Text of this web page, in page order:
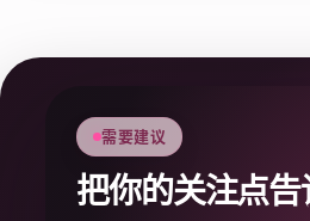
需要建议
把你的关注点